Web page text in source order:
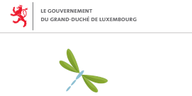
Aller
Aller